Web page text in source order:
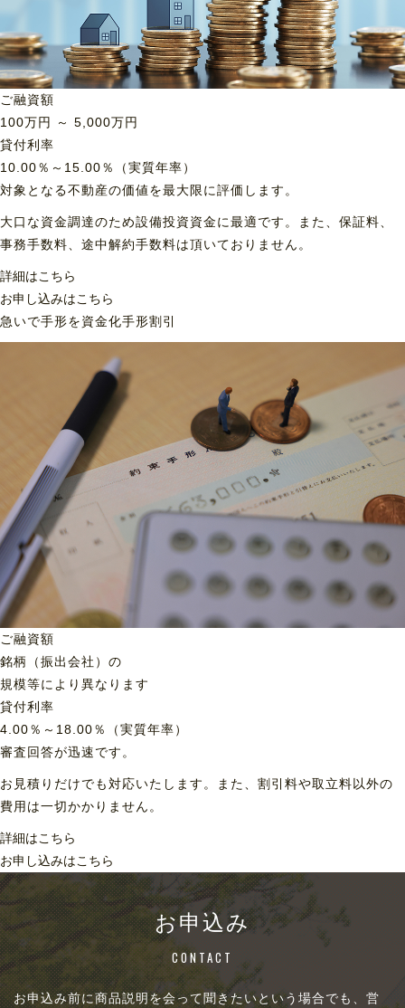
ご融資額
100万円 ～ 5,000万円
貸付利率
10.00％～15.00％（実質年率）
対象となる不動産の価値を最大限に評価します。
大口な資金調達のため設備投資資金に最適です。また、保証料、
事務手数料、途中解約手数料は頂いておりません。
詳細はこちら
お申し込みはこちら
急いで手形を資金化手形割引
ご融資額
銘柄（振出会社）の
規模等により異なります
貸付利率
4.00％～18.00％（実質年率）
審査回答が迅速です。
お見積りだけでも対応いたします。また、割引料や取立料以外の
費用は一切かかりません。
詳細はこちら
お申し込みはこちら
お申込み
CONTACT
お申込み前に商品説明を会って聞きたいという場合でも、営